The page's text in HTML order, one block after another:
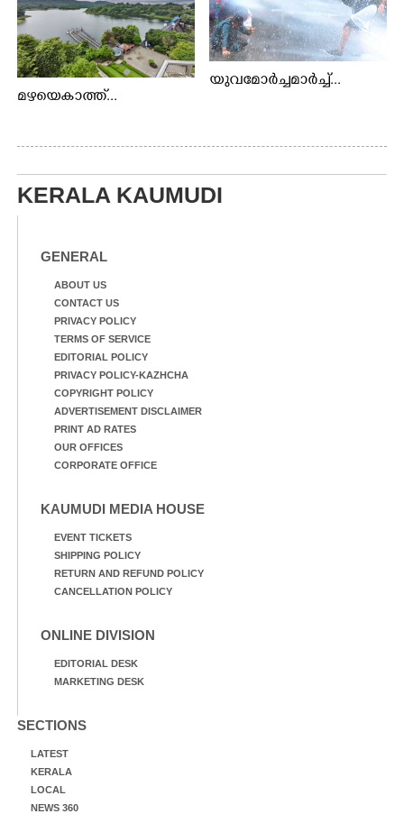
മഴയെകാത്ത്...
യുവമോർച്ചമാർച്ച്...
KERALA KAUMUDI
GENERAL
ABOUT US
CONTACT US
PRIVACY POLICY
TERMS OF SERVICE
EDITORIAL POLICY
PRIVACY POLICY-KAZHCHA
COPYRIGHT POLICY
ADVERTISEMENT DISCLAIMER
PRINT AD RATES
OUR OFFICES
CORPORATE OFFICE
KAUMUDI MEDIA HOUSE
EVENT TICKETS
SHIPPING POLICY
RETURN AND REFUND POLICY
CANCELLATION POLICY
ONLINE DIVISION
EDITORIAL DESK
MARKETING DESK
SECTIONS
LATEST
KERALA
LOCAL
NEWS 360